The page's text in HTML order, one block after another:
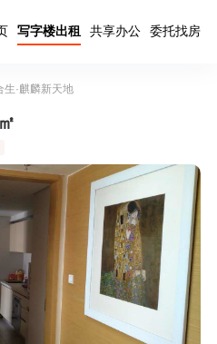
写字楼出租 共享办公 委托找房
生·麒麟新天地